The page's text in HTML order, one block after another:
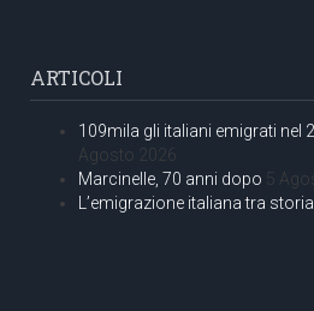
ARTICOLI
109mila gli italiani emigrati nel
Agosto 2026
Marcinelle, 70 anni dopo 5
L’emigrazione italiana tra